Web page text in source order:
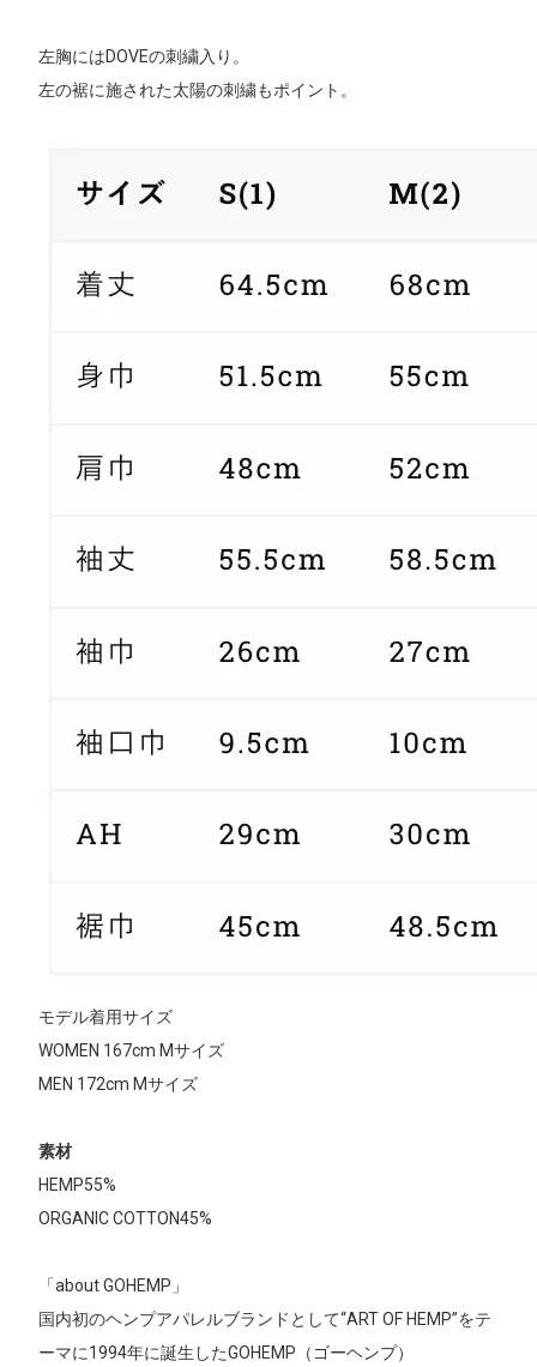
左胸にはDOVEの刺繍入り。
左の裾に施された太陽の刺繍もポイント。
モデル着用サイズ
WOMEN 167cm Mサイズ
MEN 172cm Mサイズ
素材
HEMP55%
ORGANIC COTTON45%
「about GOHEMP」
国内初のヘンプアパレルブランドとして“ART OF HEMP”をテ
ーマに1994年に誕生したGOHEMP（ゴーヘンプ）